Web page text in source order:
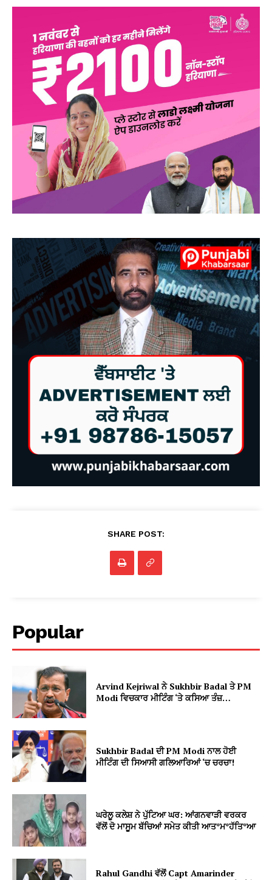
SHARE POST:
Popular
Arvind Kejriwal ਨੇ Sukhbir Badal ਤੇ PM
Modi ਵਿਚਕਾਰ ਮੀਟਿੰਗ ‘ਤੇ ਕਸਿਆ ਤੰਜ਼…
Sukhbir Badal ਦੀ PM Modi ਨਾਲ ਹੋਈ
ਮੀਟਿੰਗ ਦੀ ਸਿਆਸੀ ਗਲਿਆਰਿਆਂ ‘ਚ ਚਰਚਾ!
ਘਰੇਲੂ ਕਲੇਸ਼ ਨੇ ਪੁੱਟਿਆ ਘਰ: ਆਂਗਨਵਾੜੀ ਵਰਕਰ
ਵੱਲੋਂ ਦੋ ਮਾਸੂਮ ਬੱਚਿਆਂ ਸਮੇਤ ਕੀਤੀ ਆਤ*ਮ*ਹੱਤਿ*ਆ
Rahul Gandhi ਵੱਲੋਂ Capt Amarinder